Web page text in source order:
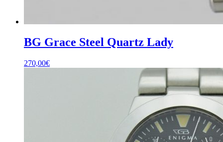
BG Grace Steel Quartz Lady
270,00€